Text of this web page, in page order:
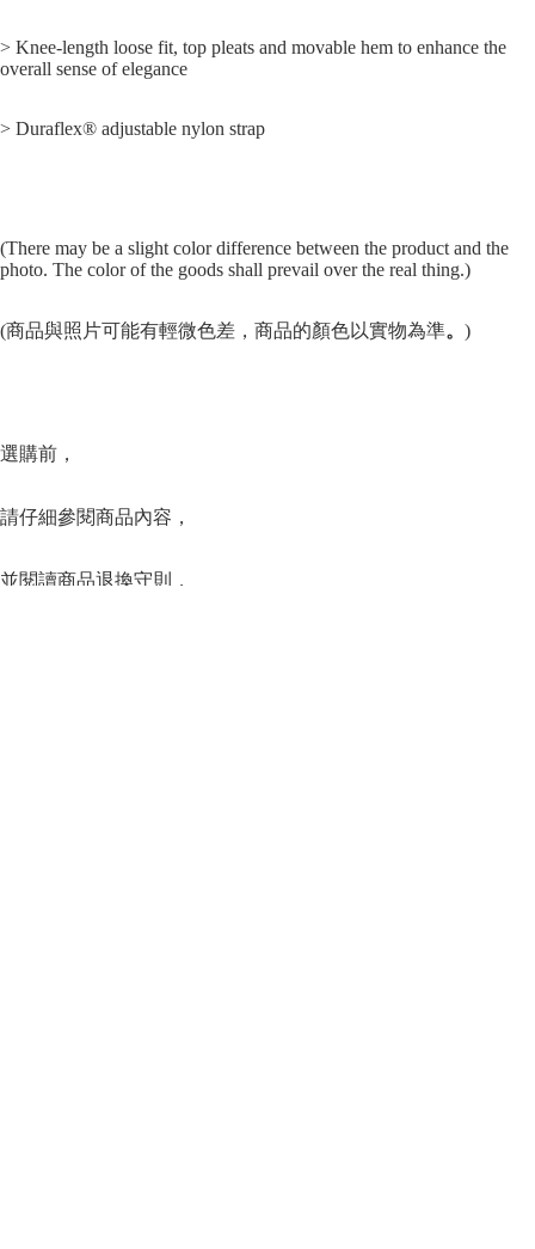
> Knee-length loose fit, top pleats and movable hem to enhance the
overall sense of elegance
> Duraflex® adjustable nylon strap
(There may be a slight color difference between the product and the
photo. The color of the goods shall prevail over the real thing.)
(商品與照片可能有輕微色差，商品的顏色以實物為準。 )
選購前，
請仔細參閱商品內容，
並閱讀商品退換守則，